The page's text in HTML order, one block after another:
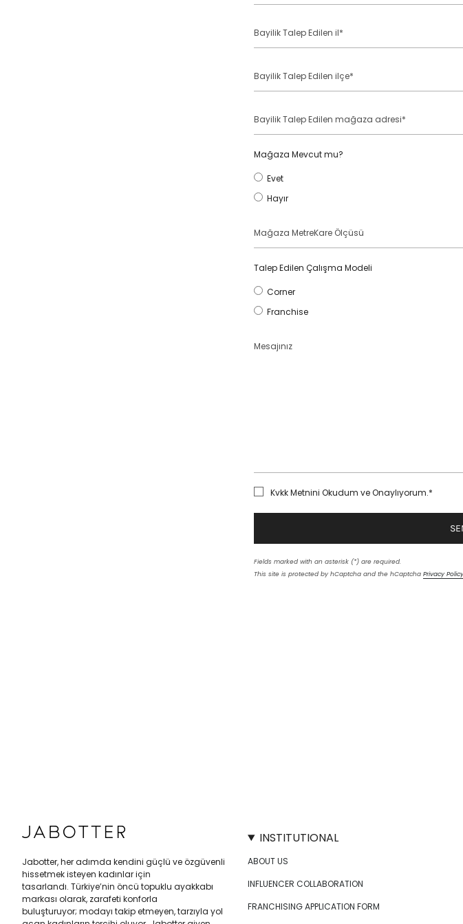
Edilen
Talep
Edilen
Talep
Edilen
Talep
Edilen
adresi
Mağaza Mevcut mu?
Evet
Hayır
MetreKare
Ölçüsü
Talep Edilen Çalışma Modeli
Corner
Franchise
Kvkk Metnini Okudum ve Onaylıyorum.*
Fields marked with an asterisk (*) are required.
This site is protected by hCaptcha and the hCaptcha Privacy Policy
Jabotter, her adımda kendini güçlü ve özgüvenli
hissetmek isteyen kadınlar için
tasarlandı. Türkiye’nin öncü topuklu ayakkabı
markası olarak, zarafeti konforla
buluşturuyor; modayı takip etmeyen, tarzıyla yol
INSTITUTIONAL
ABOUT US
INFLUENCER COLLABORATION
FRANCHISING APPLICATION FORM